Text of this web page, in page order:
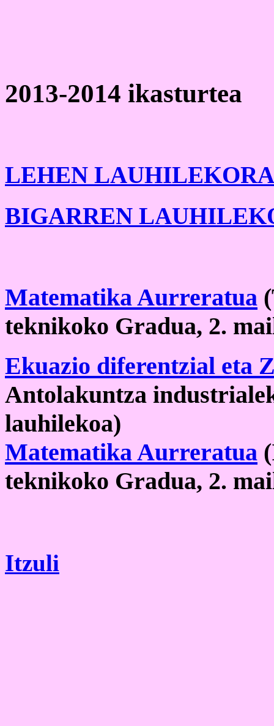
2013-2014 ikasturtea
LEHEN
BIGARREN
Matematika Aurreratua
teknikoko Gradua, 2.
Ekuazio diferentzial eta
Antolakuntza
lauhilekoa)
Matematika Aurreratua
teknikoko Gradua, 2.
Itzuli